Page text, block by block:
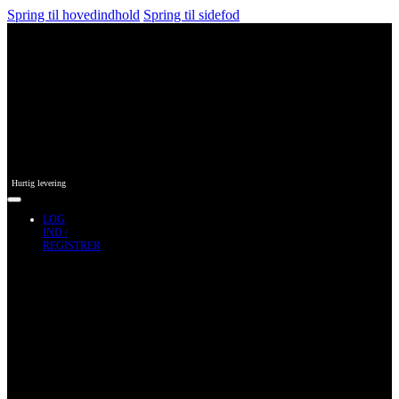
Spring til hovedindhold Spring til sidefod
Hurtig levering
LOG
IND /
REGISTRER